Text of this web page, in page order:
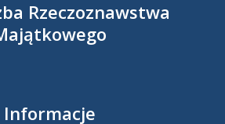
Rzeczoznawstwa
Informacje